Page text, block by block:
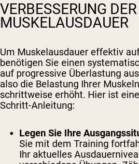
VERBESSERUNG DER
MUSKELAUSDAUER
Um Muskelausdauer effektiv
benötigen Sie einen
auf progressive Überlastung
also die Belastung Ihrer
schrittweise erhöht. Hier ist
Schritt-Anleitung:
Legen Sie Ihre
Sie mit dem Training
Ihr aktuelles